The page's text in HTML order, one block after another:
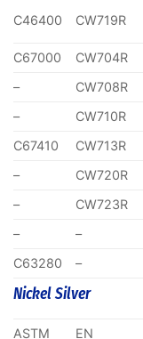
C46400 CW719R
C67000 CW704R
–
CW708R
–
CW710R
C67410
CW713R
–
CW720R
–
CW723R
–
–
C63280
–
Nickel Silver
ASTM EN